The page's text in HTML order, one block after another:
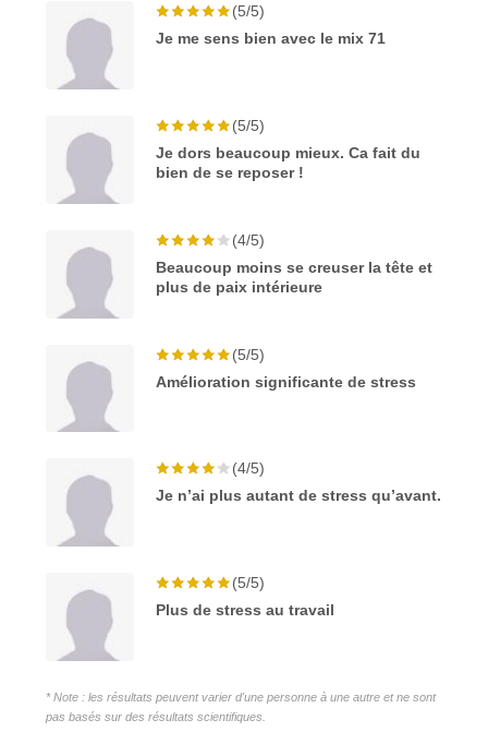
(5/5)
Je me sens bien avec le mix 71
(5/5)
Je dors beaucoup mieux. Ca fait du
bien de se reposer !
(4/5)
Beaucoup moins se creuser la tête et
plus de paix intérieure
(5/5)
Amélioration significante de stress
(4/5)
Je n’ai plus autant de stress qu’avant.
(5/5)
Plus de stress au travail
* Note : les résultats peuvent varier d'une personne à une autre et ne sont
pas basés sur des résultats scientifiques.